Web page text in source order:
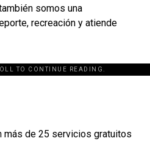
somos una
recreación y atiende
TO CONTINUE READING.
id="243463"]
más de 25 servicios gratuitos